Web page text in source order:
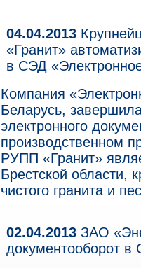
04.04.2013
«Гранит»
в СЭД
Компания
Беларусь,
электронного
производственном
РУПП «Гранит»
Брестской области,
чистого гранита и
02.04.2013 ЗАО
документооборот